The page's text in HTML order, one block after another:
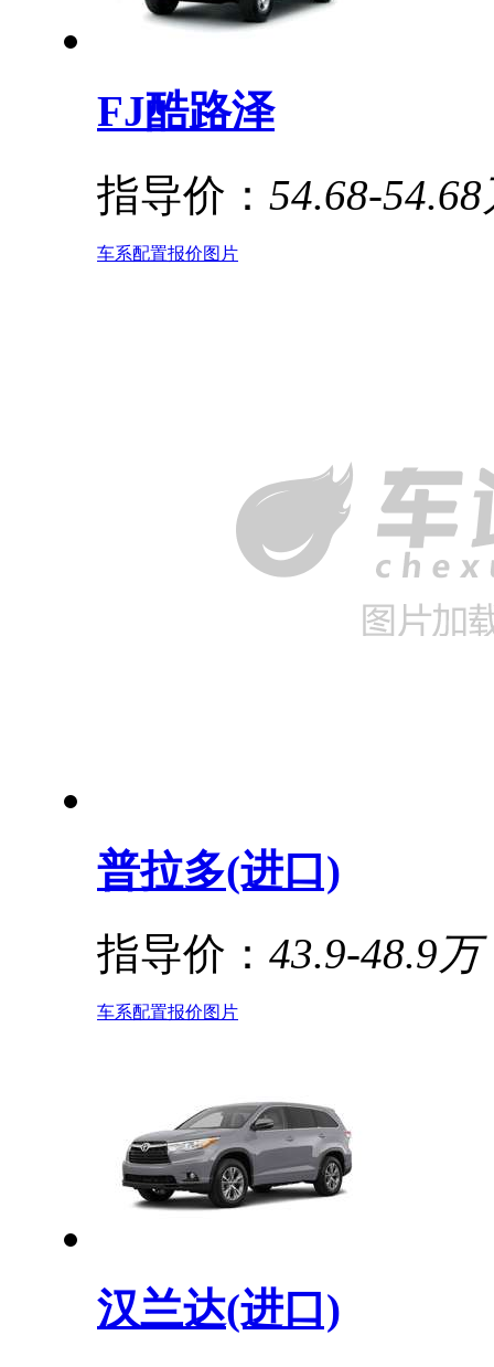
FJ酷路泽
指导价： 54.68-54.68
车系配置报价图片
普拉多(进口)
指导价： 43.9-48.9万
车系配置报价图片
汉兰达(进口)